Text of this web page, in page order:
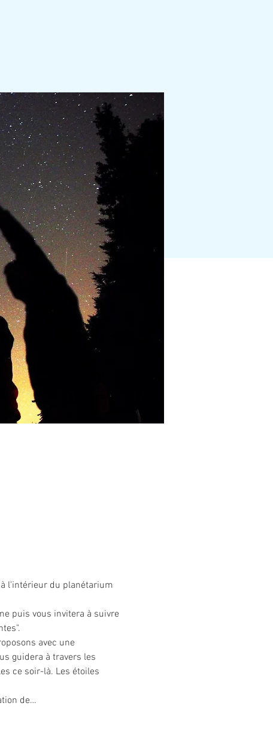
l'intérieur du planétarium
puis vous invitera à suivre
avec une
guidera à travers les
ce soir-là. Les étoiles
de…